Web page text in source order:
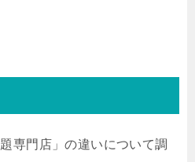
専門店」の違いについて調